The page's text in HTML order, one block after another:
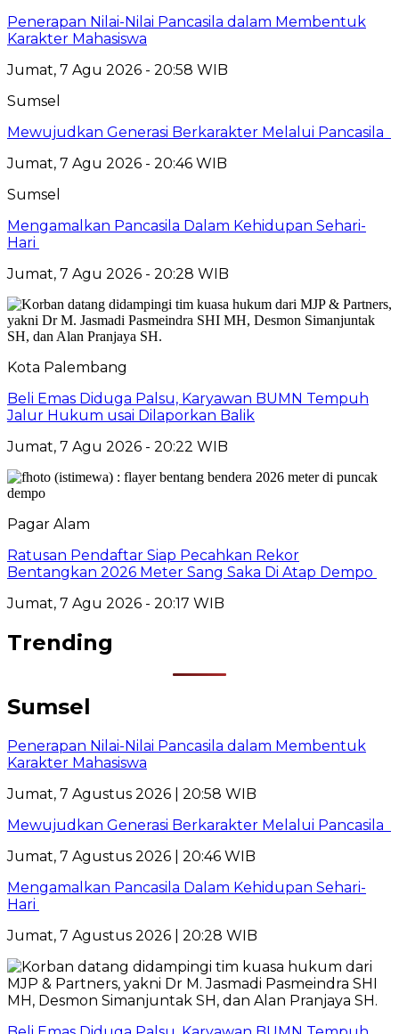
Penerapan Nilai-Nilai Pancasila dalam Membentuk
Karakter Mahasiswa
Jumat, 7 Agu 2026 - 20:58 WIB
Sumsel
Mewujudkan Generasi Berkarakter Melalui Pancasila
Jumat, 7 Agu 2026 - 20:46 WIB
Sumsel
Mengamalkan Pancasila Dalam Kehidupan Sehari-
Hari
Jumat, 7 Agu 2026 - 20:28 WIB
Kota Palembang
Beli Emas Diduga Palsu, Karyawan BUMN Tempuh
Jalur Hukum usai Dilaporkan Balik
Jumat, 7 Agu 2026 - 20:22 WIB
Pagar Alam
Ratusan Pendaftar Siap Pecahkan Rekor
Bentangkan 2026 Meter Sang Saka Di Atap Dempo
Jumat, 7 Agu 2026 - 20:17 WIB
Trending
Sumsel
Penerapan Nilai-Nilai Pancasila dalam Membentuk
Karakter Mahasiswa
Jumat, 7 Agustus 2026 | 20:58 WIB
Mewujudkan Generasi Berkarakter Melalui Pancasila
Jumat, 7 Agustus 2026 | 20:46 WIB
Mengamalkan Pancasila Dalam Kehidupan Sehari-
Hari
Jumat, 7 Agustus 2026 | 20:28 WIB